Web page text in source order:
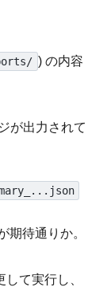
) の内容
が出力されて
期待通りか。
て実行し、